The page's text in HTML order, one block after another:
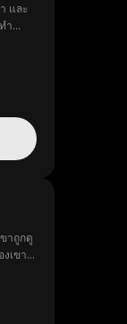
และ
ำ
าถูกดู
เขา